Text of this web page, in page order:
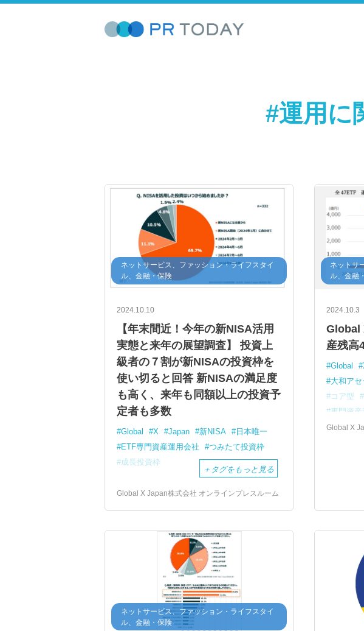
#運用に
ネットサービス、ファッション・ライフスタイ
ル、金融・保険
2024.10.10
【年末間近！今年の新NISA活用
実態と来年の展望調査】 投資上
級者の７割が新NISAの投資枠を
使い切ると回答 新NISAの満足度
も高く、来年も同額以上の投資予
定者も多数
Global X Japan 新NISA
日本唯一
ETF専門資産運用会社
つみたて投資枠
成長投資枠
＋ タグをもっと見る
Global X Japan株式会社 オンラインプレスルーム
ネットサ
ル、金融
2024.10.3
Global
産残高
Global
大和アセ
コア型
専門資産
東京証券
Global X
ネットサービス、ファッション・ライフスタイ
ル、金融・保険